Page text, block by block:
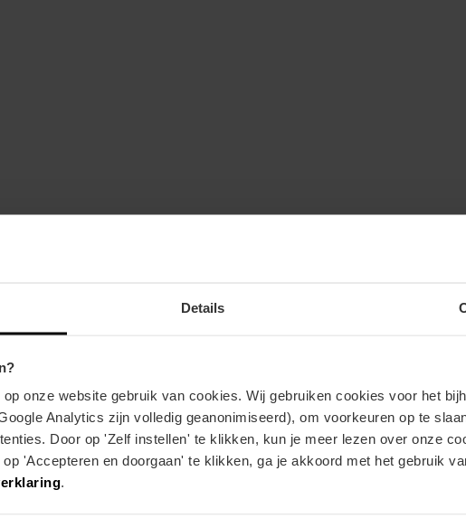
Details
onze website gebruik van cookies. Wij gebruiken cookies voor het
Analytics zijn volledig geanonimiseerd), om voorkeuren op te
Door op 'Zelf instellen' te klikken, kun je meer lezen over onze
'Accepteren en doorgaan' te klikken, ga je akkoord met het gebruik
.